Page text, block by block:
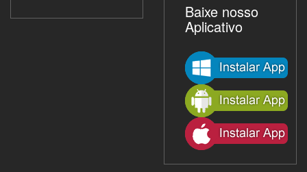
Baixe nosso
Aplicativo